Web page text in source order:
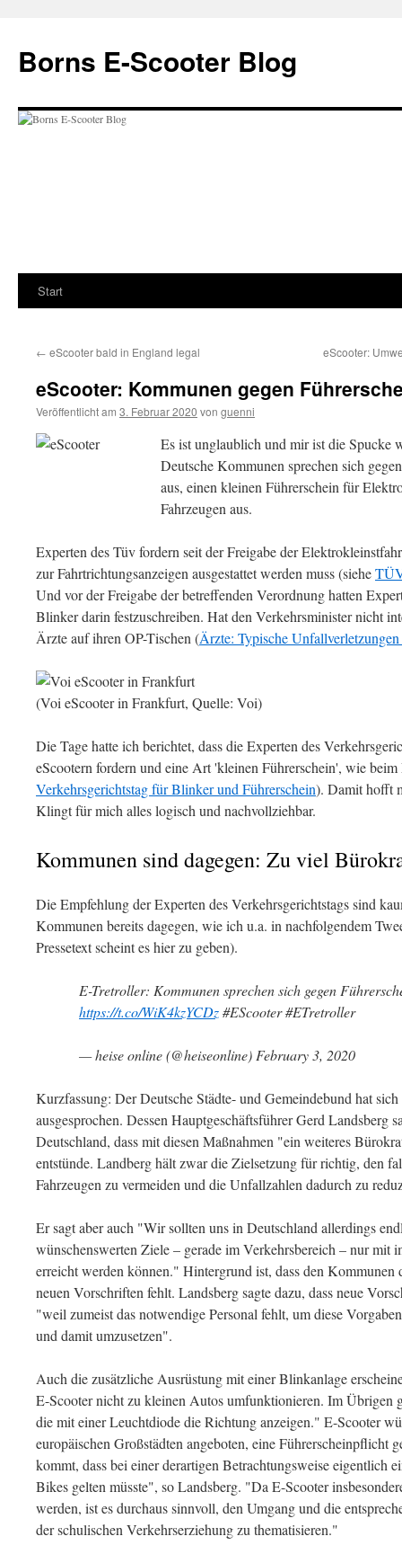
springen
Borns E-Scooter Blog
Start
← eScooter bald in England legal eScooter:
eScooter: Kommunen gegen
Veröffentlicht am 3. Februar 2020 von guenni
Es ist unglaublich und mir ist die Spucke
Deutsche Kommunen sprechen sich
aus, einen kleinen Führerschein für
Fahrzeugen aus.
Experten des Tüv fordern seit der Freigabe der
zur Fahrtrichtungsanzeigen ausgestattet werden muss (siehe
Und vor der Freigabe der betreffenden Verordnung hatten
Blinker darin festzuschreiben. Hat den Verkehrsminister nicht
Ärzte auf ihren OP-Tischen (Ärzte: Typische
(Voi eScooter in Frankfurt, Quelle: Voi)
Die Tage hatte ich berichtet, dass die Experten des
eScootern fordern und eine Art 'kleinen Führerschein', wie
Verkehrsgerichtstag für Blinker und Führerschein). Damit hofft
Klingt für mich alles logisch und nachvollziehbar.
Kommunen sind dagegen: Zu viel
Die Empfehlung der Experten des Verkehrsgerichtstags sind
Kommunen bereits dagegen, wie ich u.a. in nachfolgendem
Pressetext scheint es hier zu geben).
E-Tretroller: Kommunen sprechen sich gegen
https://t.co/WiK4kzYCDz#EScooter #ETretroller
— heise online (@heiseonline) February 3, 2020
Kurzfassung: Der Deutsche Städte- und Gemeindebund hat
ausgesprochen. Dessen Hauptgeschäftsführer Gerd Landsberg
Deutschland, dass mit diesen Maßnahmen "ein weiteres
entstünde. Landberg hält zwar die Zielsetzung für richtig, den
Fahrzeugen zu vermeiden und die Unfallzahlen dadurch zu
Er sagt aber auch "Wir sollten uns in Deutschland allerdings
wünschenswerten Ziele – gerade im Verkehrsbereich – nur mit
erreicht werden können." Hintergrund ist, dass den Kommunen
neuen Vorschriften fehlt. Landsberg sagte dazu, dass neue
"weil zumeist das notwendige Personal fehlt, um diese
und damit umzusetzen".
Auch die zusätzliche Ausrüstung mit einer Blinkanlage
E-Scooter nicht zu kleinen Autos umfunktionieren. Im Übrigen
die mit einer Leuchtdiode die Richtung anzeigen." E-Scooter
europäischen Großstädten angeboten, eine Führerscheinpflicht
kommt, dass bei einer derartigen Betrachtungsweise eigentlich
Bikes gelten müsste", so Landsberg. "Da E-Scooter
werden, ist es durchaus sinnvoll, den Umgang und die
der schulischen Verkehrserziehung zu thematisieren."